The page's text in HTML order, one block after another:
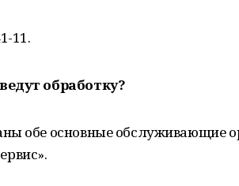
11.
обработку?
обе основные обслуживающие